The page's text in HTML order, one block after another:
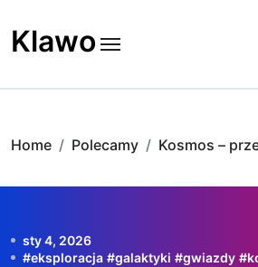
to
content
Klawo
Home Polecamy Kosmos –
sty 4, 2026
#eksploracja #galaktyki #gwiazdy #